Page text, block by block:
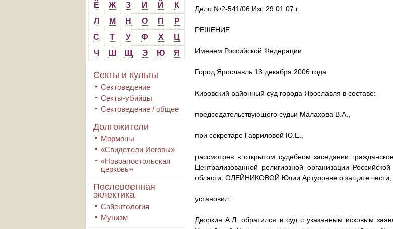
Ё
Ж З И Й
К
Л
М Н О П
Р
С
Т У Ф Х
Ц
Ч
Ш Щ Э Ю Я
Секты и культы
Сектоведение
Секты-убийцы
Сектоведение / общее
Долгожители
Мормоны
«Свидетели Иеговы»
«Новоапостольская
церковь»
Послевоенная
эклектика
Сайентология
Мунизм
Дело №2-541/06 Изг. 29.01.07 г.
РЕШЕНИЕ
Именем Российской Федерации
Город Ярославль 13 декабря 2006 года
Кировский районный суд города Ярославля в составе:
председательствующего судьи Малахова В.А.,
при секретаре Гавриловой Ю.Е.,
рассмотрев в открытом судебном заседании
Централизованной религиозной организации
области, ОЛЕЙНИКОВОЙ Юлии Артуровне о защите чести,
установил:
Дворкин А.Л. обратился в суд с указанным исковым